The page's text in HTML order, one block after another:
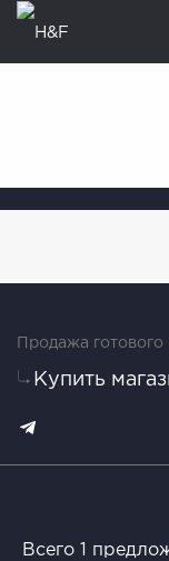
Продажа готового
Купить
Всего 1